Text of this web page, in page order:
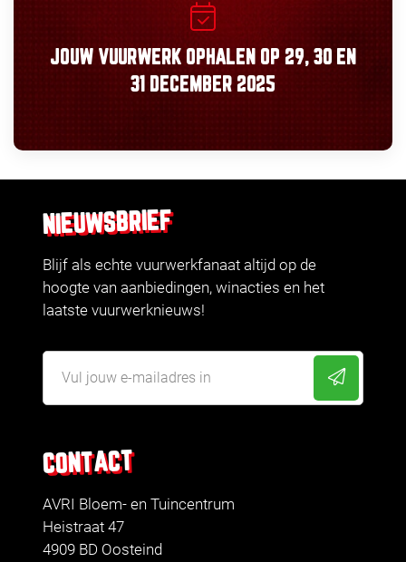
JOUW VUURWERK OPHALEN OP 29, 30 EN
31 DECEMBER 2025
CONTACT
AVRI Bloem- en Tuincentrum
Heistraat 47
4909 BD Oosteind
NIEUWSBRIEF
Blijf als echte vuurwerkfanaat altijd op de
hoogte van aanbiedingen, winacties en het
laatste vuurwerknieuws!